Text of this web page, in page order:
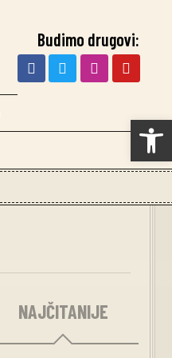
Budimo drugovi:
NAJČITANIJE